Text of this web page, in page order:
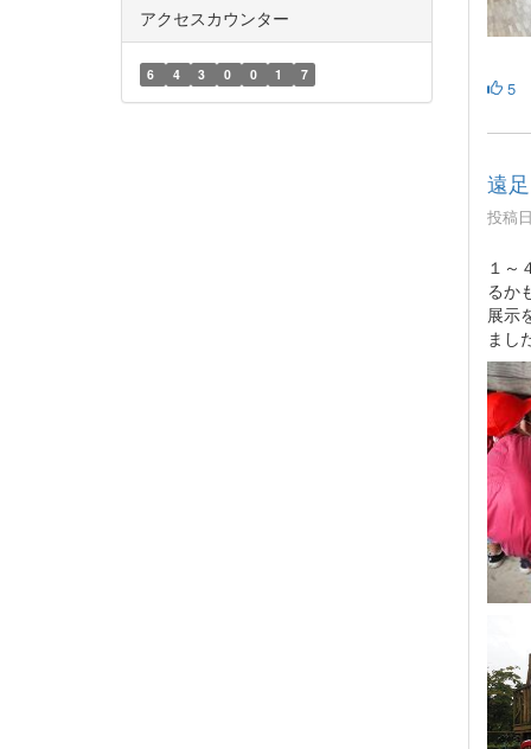
5
遠
投稿
１～
るか
展示
まし
アクセスカウンター
6 4 3 0 0 1 7